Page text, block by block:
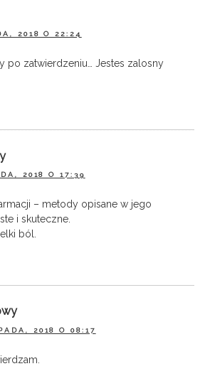
2018 O 22:24
po zatwierdzeniu… Jestes zalosny
2018 O 17:39
– metody opisane w jego
i skuteczne.
ból.
2018 O 08:17